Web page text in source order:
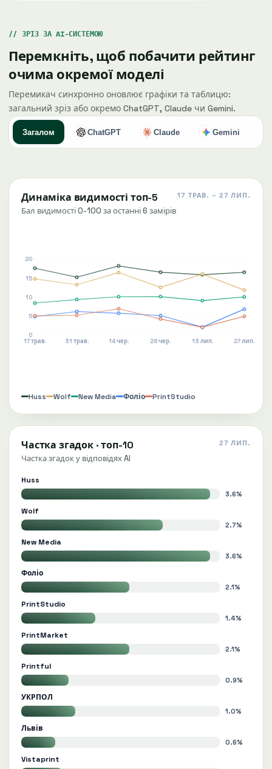
ЗРІЗ ЗА AI-СИСТЕМОЮ
Перемкніть, щоб побачити рейтинг
очима окремої моделі
Перемикач синхронно оновлює графіки та таблицю:
загальний зріз або окремо ChatGPT, Claude чи Gemini.
Загалом ChatGPT Claude Gemini
Динаміка видимості топ-5
Бал видимості 0-100 за останні 6 замірів
17 ТРАВ. – 27 ЛИП.
0
5
10
15
20
17 трав. 31 трав. 14 чер. 28 чер. 13 лип. 27 лип.
Huss Wolf New Media Фоліо PrintStudio
Частка згадок · топ-10
Частка згадок у відповідях AI
27 ЛИП.
Huss
3.6%
Wolf
2.7%
New Media
3.6%
Фоліо
2.1%
PrintStudio
1.4%
PrintMarket
2.1%
Printful
0.9%
УКРПОЛ
1.0%
Львів
0.6%
Vistaprint